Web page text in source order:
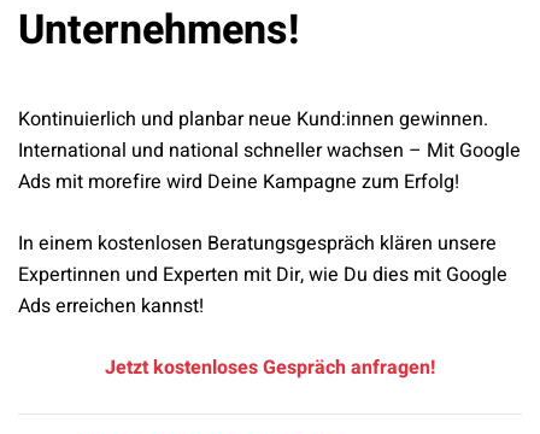
Unternehmens!
Kontinuierlich und planbar neue Kund:innen gewinnen.
International und national schneller wachsen – Mit Google
Ads mit morefire wird Deine Kampagne zum Erfolg!
In einem kostenlosen Beratungsgespräch klären unsere
Expertinnen und Experten mit Dir, wie Du dies mit Google
Ads erreichen kannst!
Jetzt kostenloses Gespräch anfragen!